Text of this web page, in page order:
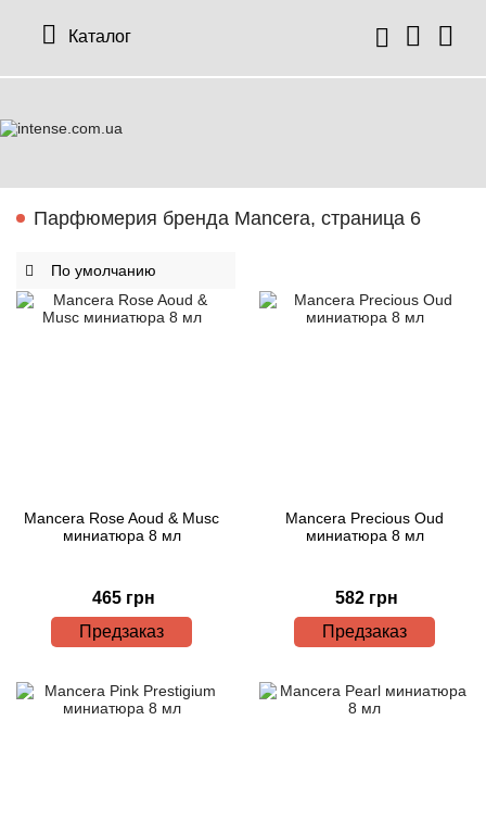
Каталог
Парфюмерия бренда Mancera, страница 6
Mancera Rose Aoud & Musc
миниатюра 8 мл
465 грн
Предзаказ
Mancera Precious Oud
миниатюра 8 мл
582 грн
Предзаказ